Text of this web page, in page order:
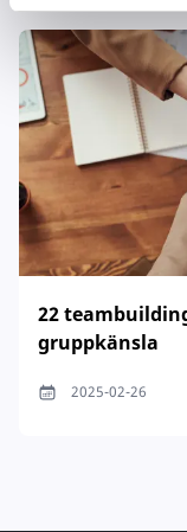
22
gruppkänsla
2025-02-26